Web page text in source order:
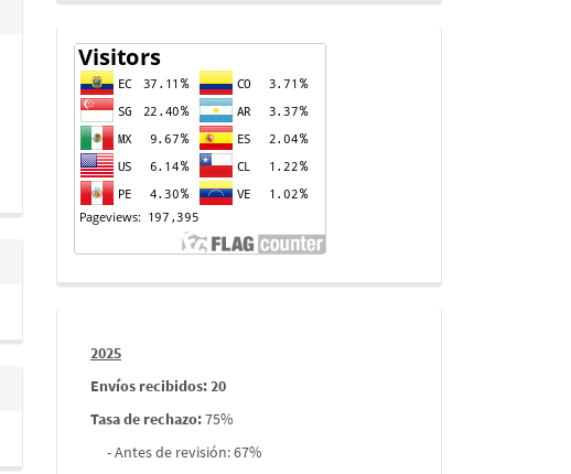
Contador
de
visitas
Informes
envios
2025
Envíos recibidos: 20
Tasa de rechazo:75%
- Antes de revisión: 67%